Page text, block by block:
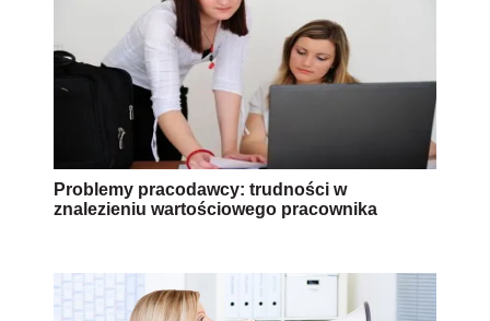
Problemy pracodawcy: trudności w
znalezieniu wartościowego pracownika